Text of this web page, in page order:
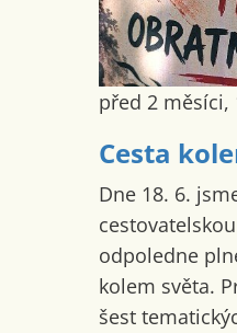
před 2 měsíci,
Cesta
Dne 18. 6.
odpoledne
kolem světa.
šest